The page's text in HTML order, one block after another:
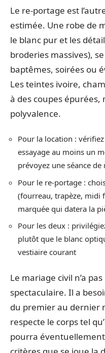
Le re-portage est
estimée. Une robe de
le blanc pur et les
broderies massives),
baptêmes, soirées ou
Les teintes ivoire,
à des coupes
polyvalence.
Pour la location :
essayage au moins un
prévoyez une séance de
Pour le re-portage :
(fourreau, trapèze, midi
marquée qui datera la
Pour les deux :
plutôt que le blanc
vestiaire courant
Le mariage civil n’a
spectaculaire. Il a
du premier au dernier
respecte le corps tel
pourra éventuellement